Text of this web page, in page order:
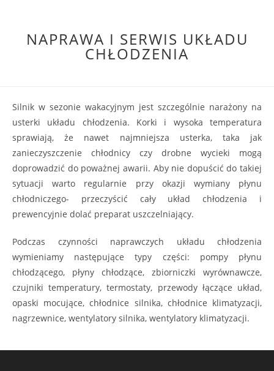
NAPRAWA I SERWIS UKŁADU
CHŁODZENIA
Silnik w sezonie wakacyjnym jest szczególnie narażony na
usterki układu chłodzenia. Korki i wysoka temperatura
sprawiają, że nawet najmniejsza usterka, taka jak
zanieczyszczenie chłodnicy czy drobne wycieki mogą
doprowadzić do poważnej awarii. Aby nie dopuścić do takiej
sytuacji warto regularnie przy okazji wymiany płynu
chłodniczego- przeczyścić cały układ chłodzenia i
prewencyjnie dolać preparat uszczelniający.
Podczas czynności naprawczych układu chłodzenia
wymieniamy następujące typy części: pompy płynu
chłodzącego, płyny chłodzące, zbiorniczki wyrównawcze,
czujniki temperatury, termostaty, przewody łączące układ,
opaski mocujące, chłodnice silnika, chłodnice klimatyzacji,
nagrzewnice, wentylatory silnika, wentylatory klimatyzacji.